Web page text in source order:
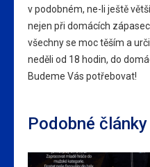
v podobném, ne-li ještě
nejen při domácích
všechny se moc těším a
neděli od 18 hodin, do
Budeme Vás potřebovat!
Podobné články